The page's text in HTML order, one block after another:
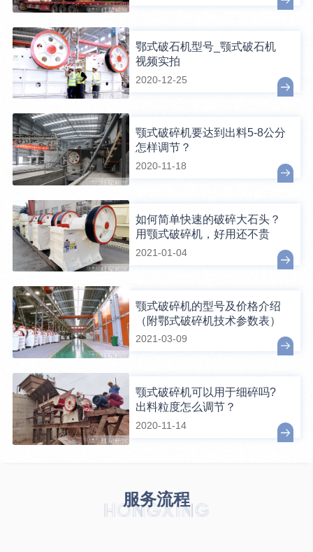
鄂式破石机型号_颚式破石机
视频实拍
2020-12-25
颚式破碎机要达到出料5-8公分
怎样调节？
2020-11-18
如何简单快速的破碎大石头？
用颚式破碎机，好用还不贵
2021-01-04
颚式破碎机的型号及价格介绍
（附鄂式破碎机技术参数表）
2021-03-09
颚式破碎机可以用于细碎吗?
出料粒度怎么调节？
2020-11-14
服务流程